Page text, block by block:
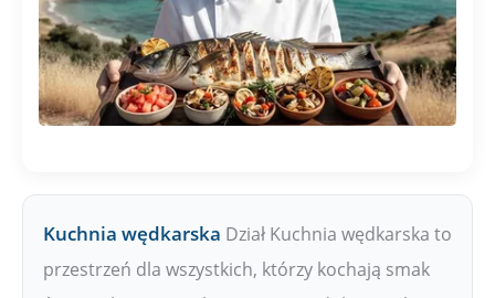
Kuchnia wędkarska Dział Kuchnia wędkarska to
przestrzeń dla wszystkich, którzy kochają smak